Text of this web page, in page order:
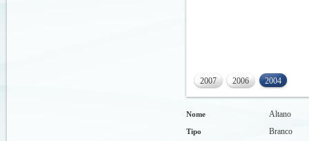
2007 2006 2004
Nome Altano
Tipo Branco